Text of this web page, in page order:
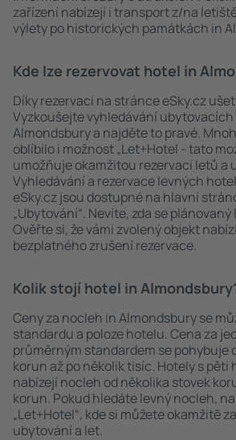
zařízení nabízejí i transport z/na
výlety po historických památkách in
Kde lze rezervovat hotel in
Díky rezervaci na stránce eSky.cz
Vyzkoušejte vyhledávání ubytovacích
Almondsbury a najděte to pravé.
oblíbilo i možnost „Let+Hotel - tato
umožňuje okamžitou rezervaci letů a
Vyhledávání a rezervace levných
eSky.cz jsou dostupné na hlavní
„Ubytování“. Nevíte, zda se
Ověřte si, že vámi zvolený objekt
bezplatného zrušení rezervace.
Kolik stojí hotel in
Ceny za nocleh in Almondsbury se
standardu a poloze hotelu. Cena za
průměrným standardem se pohybuje
korun až po několik tisíc. Hotely s pěti
nabízejí nocleh od několika stovek
korun. Pokud hledáte levný nocleh,
„Let+Hotel“, kde si můžete okamžitě
ubytování a let.